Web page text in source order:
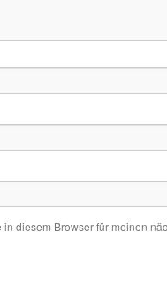
diesem Browser für meinen